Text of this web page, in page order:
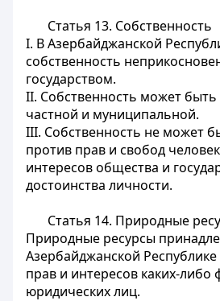
Статья 13. Собственность
I. В Азербайджанской
собственность
государством.
II. Собственность может быть
частной и муниципальной.
III. Собственность не может
против прав и свобод
интересов общества и
достоинства личности.
Статья 14. Природные
Природные ресурсы
Азербайджанской
прав и интересов каких-либо
юридических лиц.